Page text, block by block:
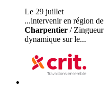
Le 29 juillet
...intervenir en région
Charpentier / Zingueur
dynamique sur le...